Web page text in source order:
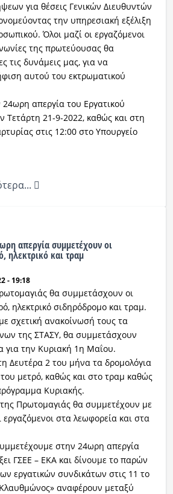
για θέσεις Γενικών Διευθυντών
την υπηρεσιακή εξέλιξη
Όλοι μαζί οι εργαζόμενοι
της πρωτεύουσας θα
τις δυνάμεις μας, για να
αυτού του εκτρωματικού
απεργία του Εργατικού
Τετάρτη 21-9-2022, καθώς και στη
στις 12:00 στο Υπουργείο
απεργία συμμετέχουν οι
ηλεκτρικό και τραμ
- 19:18
θα συμμετάσχουν οι
ηλεκτρικό σιδηρόδρομο και τραμ.
σχετική ανακοίνωσή τους τα
της ΣΤΑΣΥ, θα συμμετάσχουν
για την Κυριακή 1η Μαΐου.
Δευτέρα 2 του μήνα τα δρομολόγια
μετρό, καθώς και στο τραμ καθώς
Κυριακής.
Πρωτομαγιάς θα συμμετέχουν με
εργαζόμενοι στα λεωφορεία και στα
στην 24ωρη απεργία
ΓΣΕΕ – ΕΚΑ και δίνουμε το παρών
εργατικών συνδικάτων στις 11 το
αναφέρουν μεταξύ